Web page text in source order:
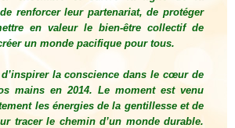
renforcer leur partenariat, de protéger
en valeur le bien-être collectif de
un monde pacifique pour tous.
d’inspirer la conscience dans le cœur de
mains en 2014. Le moment est venu
les énergies de la gentillesse et de
tracer le chemin d’un monde durable.